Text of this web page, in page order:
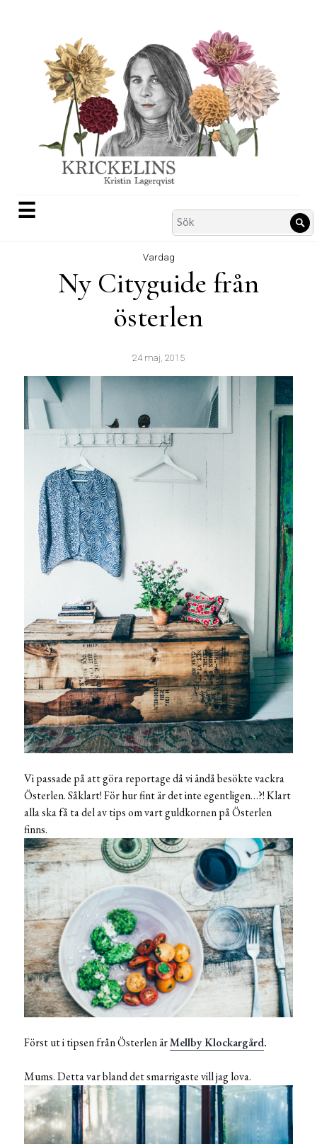
☰
Search
for:
Vardag
Ny Cityguide från
österlen
24 maj, 2015
Vi passade på att göra reportage då vi ändå besökte vackra
Österlen. Såklart! För hur fint är det inte egentligen…?! Klart
alla ska få ta del av tips om vart guldkornen på Österlen
finns.
Först ut i tipsen från Österlen ärMellby Klockargård.
Mums. Detta var bland det smarrigaste vill jag lova.